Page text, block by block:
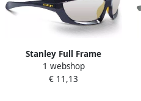
Stanley Full Frame
Veiligheidsbril | Binnen en
buiten gebruik SY180-9D EU
1 webshop
€ 11,13